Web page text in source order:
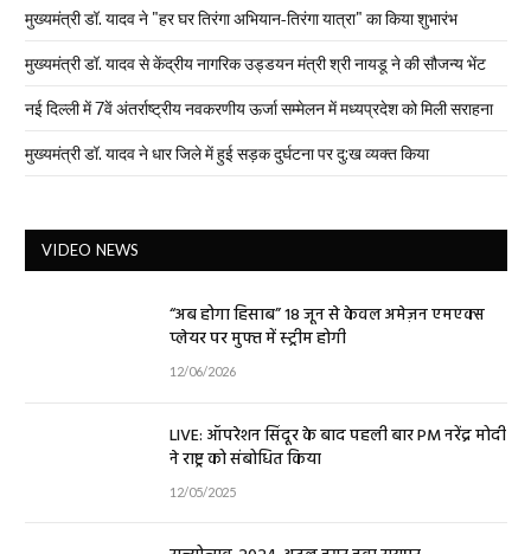
मुख्यमंत्री डॉ. यादव ने "हर घर तिरंगा अभियान-तिरंगा यात्रा" का किया शुभारंभ
मुख्यमंत्री डॉ. यादव से केंद्रीय नागरिक उड्डयन मंत्री श्री नायडू ने की सौजन्य भेंट
नई दिल्ली में 7वें अंतर्राष्ट्रीय नवकरणीय ऊर्जा सम्मेलन में मध्यप्रदेश को मिली सराहना
मुख्यमंत्री डॉ. यादव ने धार जिले में हुई सड़क दुर्घटना पर दु:ख व्यक्त किया
VIDEO NEWS
“अब होगा हिसाब” 18 जून से केवल अमेज़न एमएक्स
प्लेयर पर मुफ्त में स्ट्रीम होगी
12/06/2026
LIVE: ऑपरेशन सिंदूर के बाद पहली बार PM नरेंद्र मोदी
ने राष्ट्र को संबोधित किया
12/05/2025